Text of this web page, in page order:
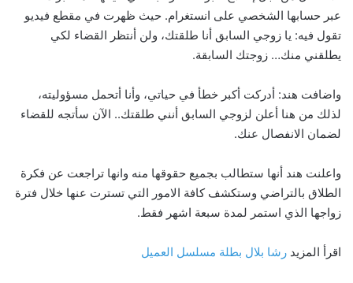
عبر حسابها الشخصي على انستغرام. حيث ظهرت في مقطع فيديو
تقول فيه: يا زوجي السابق أنا طلقتك، ولن أنتظر القضاء لكي
يطلقني منك… زوجتك السابقة.
واضافت هند: أدركت أكبر خطأ في حياتي، وأنا أتحمل مسؤوليته،
لذلك من هنا أعلن لزوجي السابق أنني طلقتك.. الآن سأتجه للقضاء
لضمان الانفصال عنك.
واعلنت هند أنها ستطالب بجميع حقوقها منه وانها تراجعت عن فكرة
الطلاق بالتراضي وستكشف كافة الامور التي تسترت عنها خلال فترة
زواجها الذي استمر لمدة سبعة اشهر فقط.
اقرأ المزيد رشا بلال بطلة مسلسل العميل